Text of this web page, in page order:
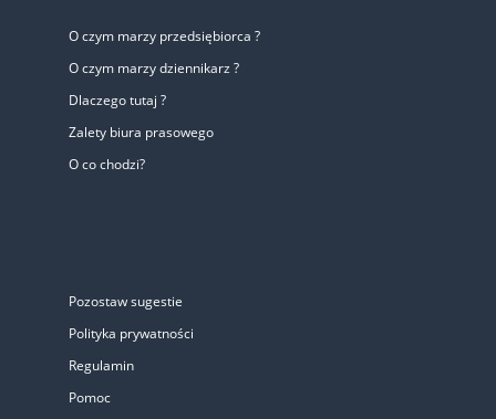
O czym marzy przedsiębiorca ?
O czym marzy dziennikarz ?
Dlaczego tutaj ?
Zalety biura prasowego
O co chodzi?
Pozostaw sugestie
Polityka prywatności
Regulamin
Pomoc